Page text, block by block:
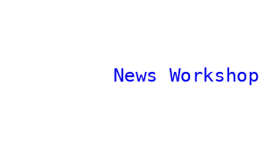
News Workshop